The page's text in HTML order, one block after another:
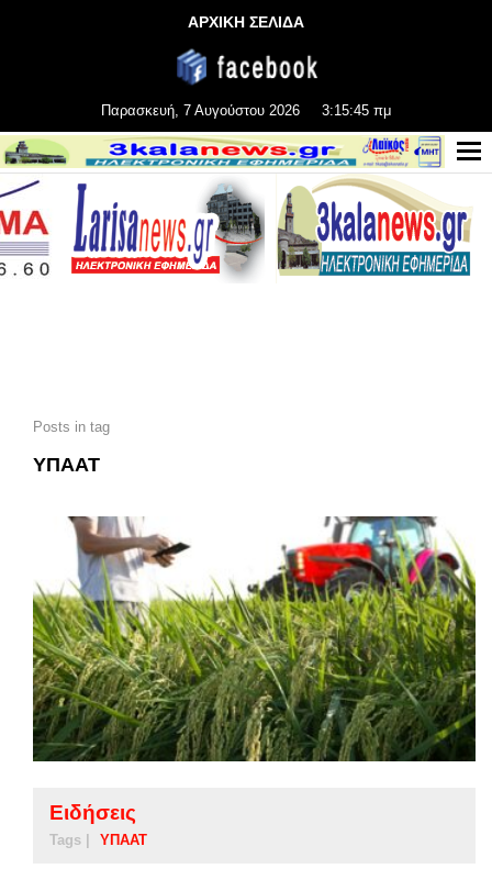
ΑΡΧΙΚΗ ΣΕΛΙΔΑ
Παρασκευή, 7 Αυγούστου 2026 3:15:47 πμ
Posts in tag
ΥΠΑΑΤ
Ειδήσεις
Tags | ΥΠΑΑΤ